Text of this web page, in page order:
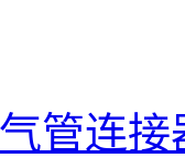
管连接